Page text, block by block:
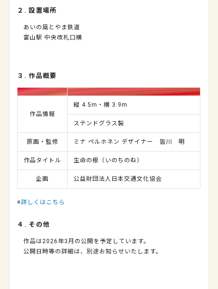
２. 設置場所
あいの風とやま鉄道
富山駅 中央改札口横
３. 作品概要
作品情報
縦 4.5m ・横 3.9m
ステンドグラス製
原画・監修 ミナ ペルホネン デザイナー 皆川 明
作品タイトル 生命の根（いのちのね）
企画 公益財団法人日本交通文化協会
※詳しくはこちら
４. その他
作品は2026年3 月の公開を予定しています。
公開日時等の詳細は、別途お知らせいたします。